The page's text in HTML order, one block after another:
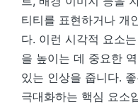
티티를 표현하거나 개
다. 이런 시각적 요소
을 높이는 데 중요한
있는 인상을 줍니다.
극대화하는 핵심 요소